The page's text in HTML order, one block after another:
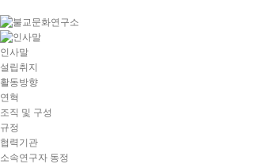
Local
Navigation
goto
Service
goto
copyright
인사말
설립취지
활동방향
연혁
조직 및 구성
규정
협력기관
소속연구자 동정